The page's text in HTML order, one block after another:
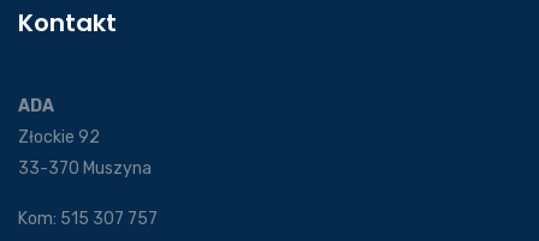
Kontakt
ADA
Złockie 92
33-370 Muszyna
Kom: 515 307 757